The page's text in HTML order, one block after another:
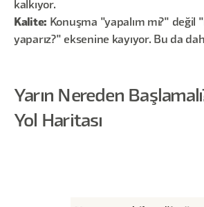
kalkıyor.
Kalite: Konuşma "yapalım mı?" değil
yaparız?" eksenine kayıyor. Bu da
Yarın Nereden
Yol Haritası